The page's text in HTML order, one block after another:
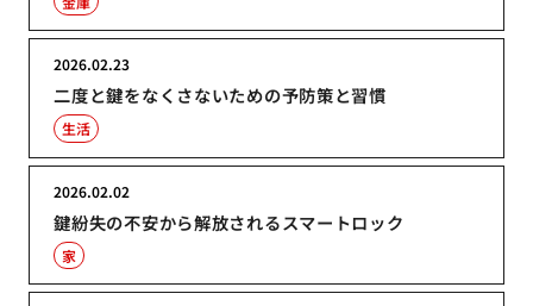
二度と鍵をなくさないための予防策と習慣
2026.02.23
生活
鍵紛失の不安から解放されるスマートロック
2026.02.02
家